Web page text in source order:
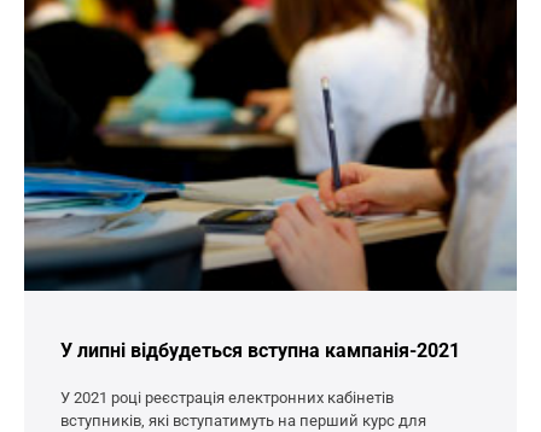
У липні відбудеться вступна кампанія-2021
У 2021 році реєстрація електронних кабінетів
вступників, які вступатимуть на перший курс для